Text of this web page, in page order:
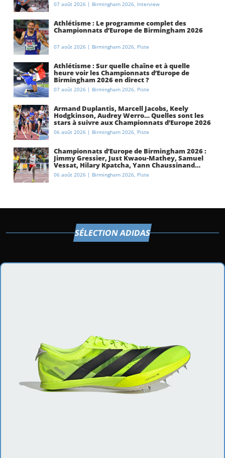
07 août 2026 | Birmingham 2026, Interview
Athlétisme : Le programme complet des
Championnats d’Europe de Birmingham 2026
07 août 2026 | Birmingham 2026, Piste
Athlétisme : Sur quelle chaîne et à quelle
heure voir les Championnats d’Europe de
Birmingham 2026 en direct ?
07 août 2026 | Birmingham 2026, Piste
Armand Duplantis, Marcell Jacobs, Keely
Hodgkinson, Audrey Werro… Quelles sont les
stars à suivre aux Championnats d’Europe 2026
à Birmingham ?
06 août 2026 | Birmingham 2026, Piste
Championnats d’Europe de Birmingham 2026 :
Jimmy Gressier, Just Kwaou-Mathey, Samuel
Vessat, Hilary Kpatcha, Yann Chaussinand…
Présentation de l’équipe de France
d’athlétisme
06 août 2026 | Birmingham 2026, Piste
SÉLECTION ADIDAS